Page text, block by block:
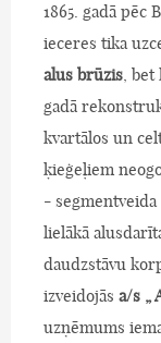
1865. gadā pēc
ieceres tika
alus brūzis, bet
gadā
kvartālos un
ķieģeļiem
-
lielākā
daudzstāvu
izveidojās a/s „
uzņēmums